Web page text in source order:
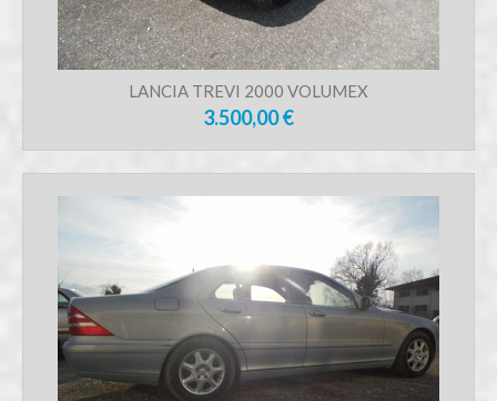
LANCIA TREVI 2000 VOLUMEX
3.500,00 €